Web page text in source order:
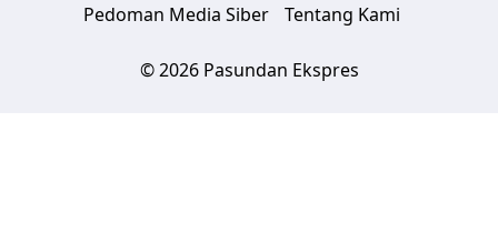
Pedoman Media Siber
Tentang Kami
© 2026 Pasundan Ekspres